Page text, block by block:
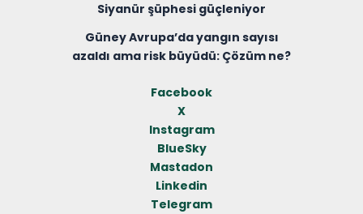
Siyanür şüphesi güçleniyor
Güney Avrupa’da yangın sayısı
azaldı ama risk büyüdü: Çözüm ne?
Facebook
X
Instagram
BlueSky
Mastadon
Linkedin
Telegram